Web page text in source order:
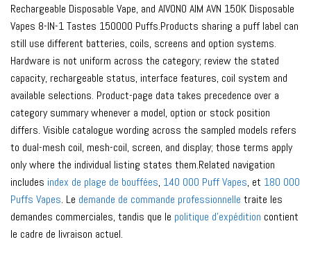
Rechargeable Disposable Vape, and AIVONO AIM AVN 150K Disposable
Vapes 8-IN-1 Tastes 150000 Puffs.Products sharing a puff label can
still use different batteries, coils, screens and option systems.
Hardware is not uniform across the category; review the stated
capacity, rechargeable status, interface features, coil system and
available selections. Product-page data takes precedence over a
category summary whenever a model, option or stock position
differs. Visible catalogue wording across the sampled models refers
to dual-mesh coil, mesh-coil, screen, and display; those terms apply
only where the individual listing states them.Related navigation
includes index de plage de bouffées, 140 000 Puff Vapes, et 180 000
Puffs Vapes. Le demande de commande professionnelle traite les
demandes commerciales, tandis que le politique d'expédition contient
le cadre de livraison actuel.